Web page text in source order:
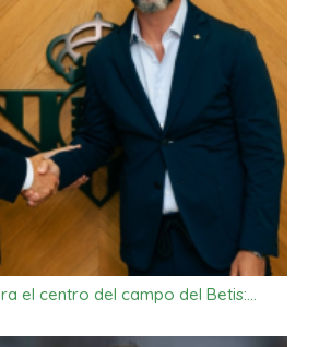
el centro del campo del Betis:…